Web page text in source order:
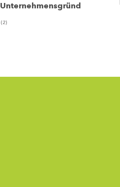
Unternehmensgründ
(2)